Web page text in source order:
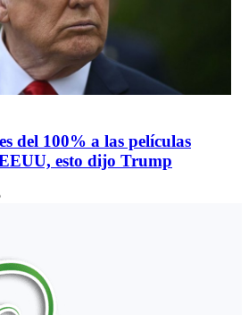
del 100% a las películas
esto dijo Trump